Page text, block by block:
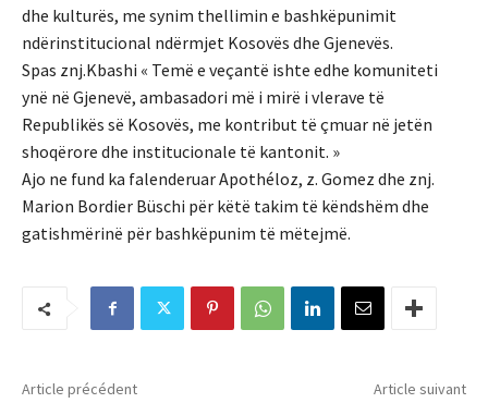
dhe kulturës, me synim thellimin e bashkëpunimit
ndërinstitucional ndërmjet Kosovës dhe Gjenevës.
Spas znj.Kbashi « Temë e veçantë ishte edhe komuniteti
ynë në Gjenevë, ambasadori më i mirë i vlerave të
Republikës së Kosovës, me kontribut të çmuar në jetën
shoqërore dhe institucionale të kantonit. »
Ajo ne fund ka falenderuar Apothéloz, z. Gomez dhe znj.
Marion Bordier Büschi për këtë takim të këndshëm dhe
gatishmërinë për bashkëpunim të mëtejmë.
Article précédent Article suivant